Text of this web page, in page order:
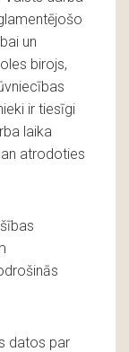
un
birojs,
ir tiesīgi
laika
atrodoties
datos par